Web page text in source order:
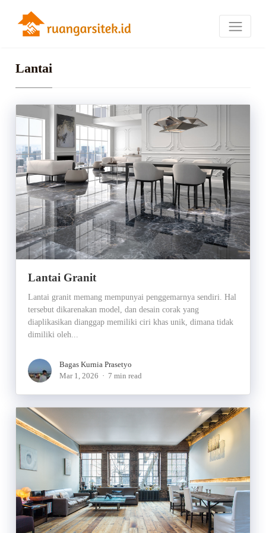
Lantai
Lantai Granit
Lantai granit memang mempunyai penggemarnya sendiri. Hal
tersebut dikarenakan model, dan desain corak yang
diaplikasikan dianggap memiliki ciri khas unik, dimana tidak
dimiliki oleh...
Bagas Kurnia Prasetyo
Mar 1, 2026
7 min read